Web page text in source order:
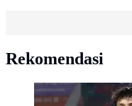
Rekomendasi